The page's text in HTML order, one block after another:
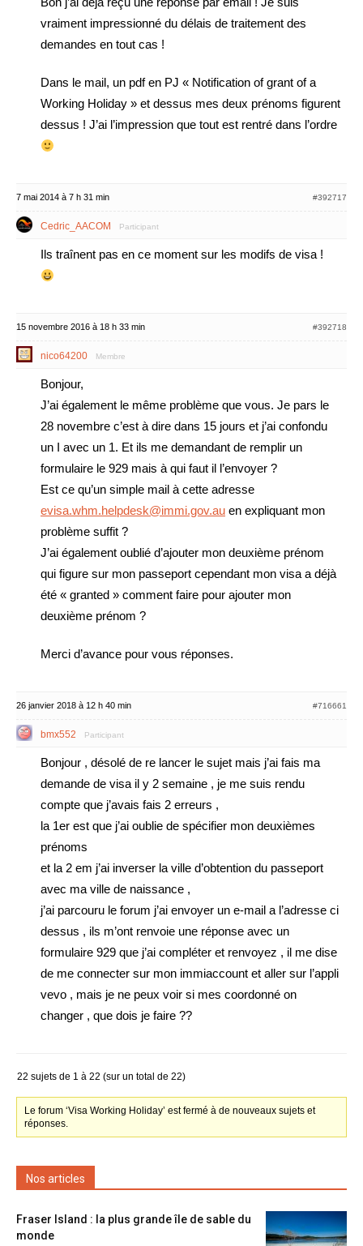
vraiment impressionné du délais de traitement des
demandes en tout cas !
Dans le mail, un pdf en PJ « Notification of grant of a
Working Holiday » et dessus mes deux prénoms figurent
dessus ! J’ai l’impression que tout est rentré dans l’ordre
7 mai 2014 à 7 h 31 min #392717
Cedric_AACOM Participant
Ils traînent pas en ce moment sur les modifs de visa !
15 novembre 2016 à 18 h 33 min #392718
nico64200 Membre
Bonjour,
J’ai également le même problème que vous. Je pars le
28 novembre c’est à dire dans 15 jours et j’ai confondu
un I avec un 1. Et ils me demandant de remplir un
formulaire le 929 mais à qui faut il l’envoyer ?
Est ce qu’un simple mail à cette adresse
evisa.whm.helpdesk@immi.gov.au en expliquant mon
problème suffit ?
J’ai également oublié d’ajouter mon deuxième prénom
qui figure sur mon passeport cependant mon visa a déjà
été « granted » comment faire pour ajouter mon
deuxième prénom ?
Merci d’avance pour vous réponses.
26 janvier 2018 à 12 h 40 min #716661
bmx552 Participant
Bonjour , désolé de re lancer le sujet mais j’ai fais ma
demande de visa il y 2 semaine , je me suis rendu
compte que j’avais fais 2 erreurs ,
la 1er est que j’ai oublie de spécifier mon deuxièmes
prénoms
et la 2 em j’ai inverser la ville d’obtention du passeport
avec ma ville de naissance ,
j’ai parcouru le forum j’ai envoyer un e-mail a l’adresse ci
dessus , ils m’ont renvoie une réponse avec un
formulaire 929 que j’ai compléter et renvoyez , il me dise
de me connecter sur mon immiaccount et aller sur l’appli
vevo , mais je ne peux voir si mes coordonné on
changer , que dois je faire ??
22 sujets de 1 à 22 (sur un total de 22)
Le forum ‘Visa Working Holiday’ est fermé à de nouveaux sujets et
réponses.
Nos articles
Fraser Island : la plus grande île de sable du
monde